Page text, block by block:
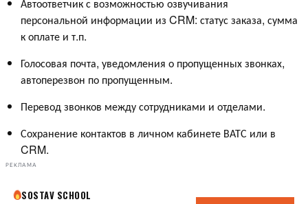
Автоответчик с возможностью озвучивания
персональной информации из CRM: статус заказа, сумма
к оплате и т.п.
Голосовая почта, уведомления о пропущенных звонках,
автоперезвон по пропущенным.
Перевод звонков между сотрудниками и отделами.
Сохранение контактов в личном кабинете ВАТС или в
CRM.
РЕКЛАМА